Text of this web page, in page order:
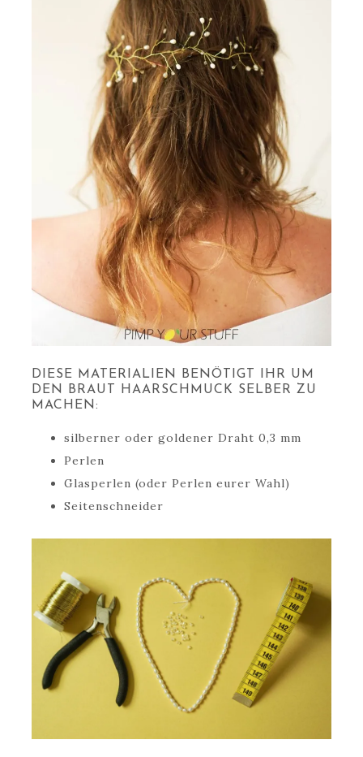
DIESE MATERIALIEN BENÖTIGT IHR UM
DEN BRAUT HAARSCHMUCK SELBER ZU
MACHEN:
silberner oder goldener Draht 0,3 mm
Perlen
Glasperlen (oder Perlen eurer Wahl)
Seitenschneider